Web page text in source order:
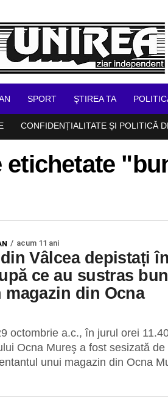
SPORT ŞTIREA TA
CONFIDENȚIALITATE ȘI POLITICĂ
etichetate
acum 11 ani
Vâlcea depistați în
ce au sustras
din Ocna
octombrie a.c., în jurul orei
Ocna Mureş a fost sesizată de
unui magazin din Ocna